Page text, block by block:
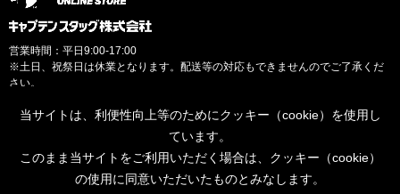
営業時間：平日9:00-17:00
※土日、祝祭日は休業となります。配送等の対応もできませんのでご了承くだ
さい。
当サイトは、利便性向上等のためにクッキー（cookie）を使用し
ています。
このまま当サイトをご利用いただく場合は、クッキー（cookie）
の使用に同意いただいたものとみなします。